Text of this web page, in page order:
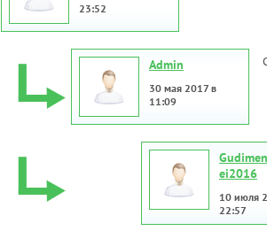
23:52
Admin
30 мая 2017 в
11:09
ei2016
10 июля
22:57